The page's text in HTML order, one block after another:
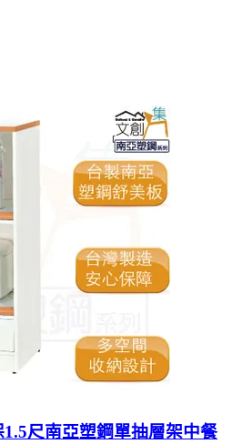
尺南亞塑鋼單抽層架中餐